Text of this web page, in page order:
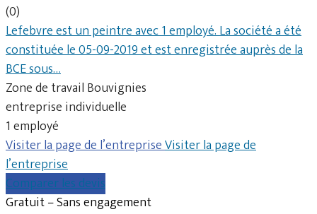
(0)
Lefebvre est un peintre avec 1 employé. La société a été
constituée le 05-09-2019 et est enregistrée auprès de la
BCE sous…
Zone de travail Bouvignies
entreprise individuelle
1 employé
Visiter la page de l’entrepriseVisiter la page de
l’entreprise
Comparer les devis
Gratuit – Sans engagement